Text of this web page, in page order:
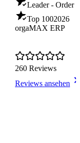
Leader - Order
Top 1002026
orgaMAX ERP
260 Reviews
Reviews ansehen